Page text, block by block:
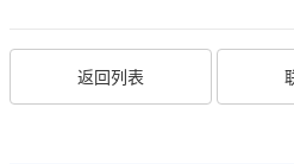
返回列表